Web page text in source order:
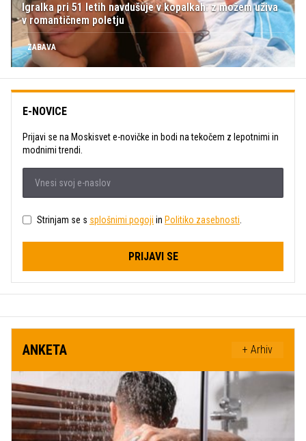
Igralka pri 51 letih navdušuje v kopalkah: z možem uživa
v romantičnem poletju
ZABAVA
E-NOVICE
Prijavi se na Moskisvet e-novičke in bodi na tekočem z lepotnimi in
modnimi trendi.
Strinjam se s splošnimi pogoji in Politiko zasebnosti
PRIJAVI SE
ANKETA + Arhiv